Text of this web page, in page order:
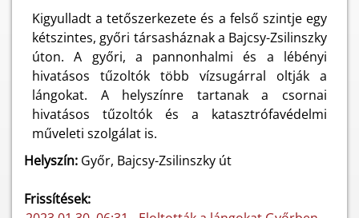
Kigyulladt a tetőszerkezete és a felső szintje egy
kétszintes, győri társasháznak a Bajcsy-Zsilinszky
úton. A győri, a pannonhalmi és a lébényi
hivatásos tűzoltók több vízsugárral oltják a
lángokat. A helyszínre tartanak a csornai
hivatásos tűzoltók és a katasztrófavédelmi
műveleti szolgálat is.
Helyszín: Győr, Bajcsy-Zsilinszky út
Frissítések: